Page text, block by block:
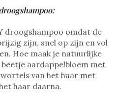
droogshampoo omdat de
zijn, snel op zijn en vol
Hoe maak je natuurlijke
aardappelbloem met
van het haar met
haar daarna.